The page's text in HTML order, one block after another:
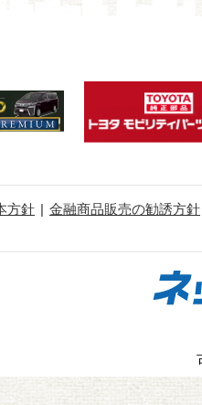
方針
金融商品販売の勧誘方針